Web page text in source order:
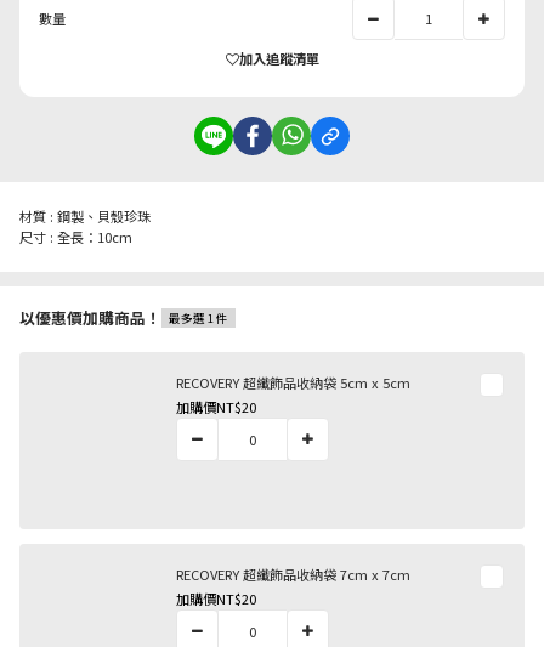
數量
加入追蹤清單
材質 : 鋼製、貝殼珍珠
尺寸 : 全長：10cm
以優惠價加購商品！ 最多選 1 件
RECOVERY 超纖飾品收納袋 5cm x 5cm
加購價NT$20
RECOVERY 超纖飾品收納袋 7cm x 7cm
加購價NT$20